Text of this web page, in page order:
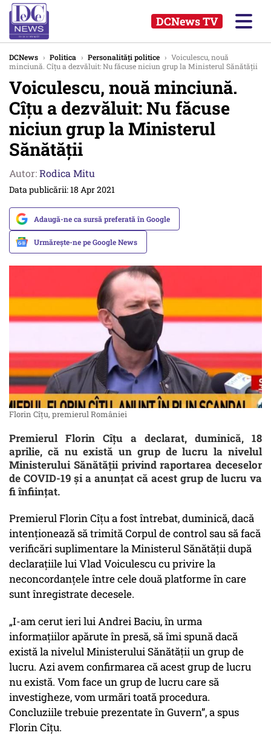
DCNews TV
DCNews › Politica › Personalități politice › Voiculescu, nouă
minciună. Cîțu a dezvăluit: Nu făcuse niciun grup la Ministerul Sănătății
Voiculescu, nouă minciună.
Cîțu a dezvăluit: Nu făcuse
niciun grup la Ministerul
Sănătății
Autor:Rodica Mitu
Data publicării: 18 Apr 2021
Adaugă-ne ca sursă preferată în Google
Urmărește-ne pe Google News
Florin Cîțu, premierul României
Premierul Florin Cîţu a declarat, duminică, 18
aprilie, că nu există un grup de lucru la nivelul
Ministerului Sănătăţii privind raportarea deceselor
de COVID-19 şi a anunţat că acest grup de lucru va
fi înfiinţat.
Premierul Florin Cîțu a fost întrebat, duminică, dacă
intenţionează să trimită Corpul de control sau să facă
verificări suplimentare la Ministerul Sănătăţii după
declaraţiile lui Vlad Voiculescu cu privire la
neconcordanţele între cele două platforme în care
sunt înregistrate decesele.
„I-am cerut ieri lui Andrei Baciu, în urma
informațiilor apărute în presă, să îmi spună dacă
există la nivelul Ministerului Sănătății un grup de
lucru. Azi avem confirmarea că acest grup de lucru
nu există. Vom face un grup de lucru care să
investigheze, vom urmări toată procedura.
Concluziile trebuie prezentate în Guvern”, a spus
Florin Cîțu.